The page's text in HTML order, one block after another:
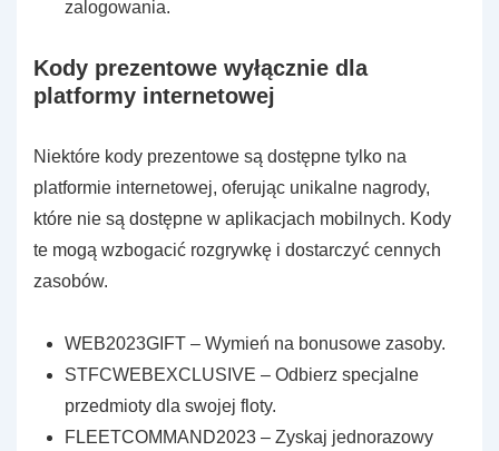
zalogowania.
Kody prezentowe wyłącznie dla
platformy internetowej
Niektóre kody prezentowe są dostępne tylko na
platformie internetowej, oferując unikalne nagrody,
które nie są dostępne w aplikacjach mobilnych. Kody
te mogą wzbogacić rozgrywkę i dostarczyć cennych
zasobów.
WEB2023GIFT – Wymień na bonusowe zasoby.
STFCWEBEXCLUSIVE – Odbierz specjalne
przedmioty dla swojej floty.
FLEETCOMMAND2023 – Zyskaj jednorazowy